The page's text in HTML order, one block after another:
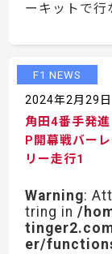
ーキットで行
F1 NEWS
2024年2月29日
角田4番手発
P開幕戦バー
リー走行1
Warning:
tring in/
er/